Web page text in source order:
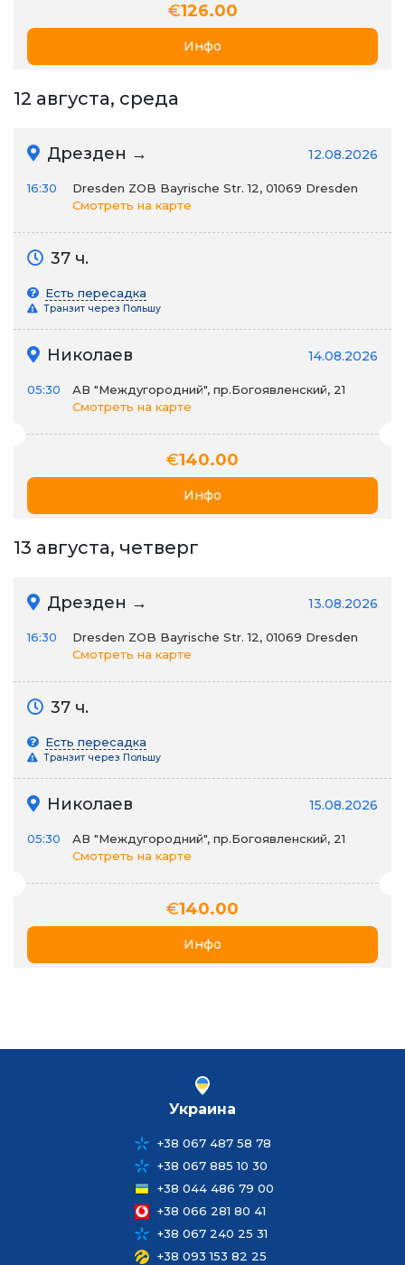
€126.00
Инфо
12 августа, среда
Дрезден → 12.08.2026
16:30
Dresden ZOB Bayrische Str. 12, 01069 Dresden
Смотреть на карте
37 ч.
Есть пересадка
Транзит через Польшу
Николаев 14.08.2026
05:30
АВ "Междугородний", пр.Богоявленский, 21
Смотреть на карте
€140.00
Инфо
13 августа, четверг
Дрезден → 13.08.2026
16:30
Dresden ZOB Bayrische Str. 12, 01069 Dresden
Смотреть на карте
37 ч.
Есть пересадка
Транзит через Польшу
Николаев 15.08.2026
05:30
АВ "Междугородний", пр.Богоявленский, 21
Смотреть на карте
€140.00
Инфо
Украина
+38 067 487 58 78
+38 067 885 10 30
+38 044 486 79 00
+38 066 281 80 41
+38 067 240 25 31
+38 093 153 82 25